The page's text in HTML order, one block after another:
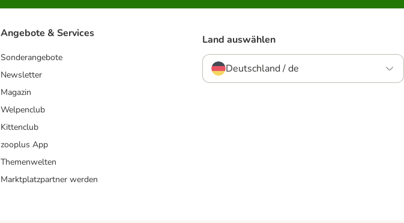
Angebote & Services
Sonderangebote
Newsletter
Magazin
Welpenclub
Kittenclub
zooplus App
Themenwelten
Marktplatzpartner werden
Land auswählen
Deutschland / de